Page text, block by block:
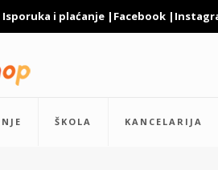
Isporuka i plaćanje | Facebook |
ŠKOLA KANCELARIJA